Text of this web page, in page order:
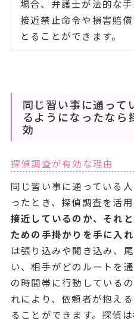
場合、弁護士が法的な
接近禁止命令や損害賠
とることができます。
同じ習い事に通って
るようになったなら
効
探偵調査が有効な理由
同じ習い事に通っている
ったとき、探偵調査を活
接近しているのか、それ
ための手掛かりを手に入
は張り込みや聞き込み、
い、相手がどのルートを
の時間帯に行動している
れにより、依頼者が抱え
ることができます。探偵